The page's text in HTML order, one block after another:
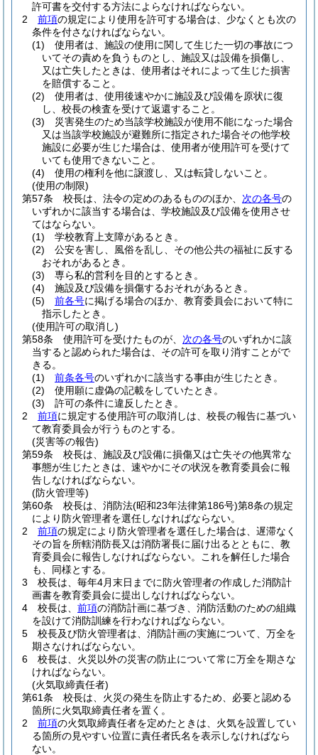
許可書を交付する方法によらなければならない。
2
前項の規定により使用を許可する場合は、少なくとも次の
条件を付さなければならない。
(1)
使用者は、施設の使用に関して生じた一切の事故につ
いてその責めを負うものとし、施設又は設備を損傷し、
又は亡失したときは、使用者はそれによって生じた損害
を賠償すること。
(2)
使用者は、使用後速やかに施設及び設備を原状に復
し、校長の検査を受けて返還すること。
(3)
災害発生のため当該学校施設が使用不能になった場合
又は当該学校施設が避難所に指定された場合その他学校
施設に必要が生じた場合は、使用者が使用許可を受けて
いても使用できないこと。
(4)
使用の権利を他に譲渡し、又は転貸しないこと。
(使用の制限)
第57条
校長は、法令の定めのあるもののほか、 次の各号の
いずれかに該当する場合は、学校施設及び設備を使用させ
てはならない。
(1)
学校教育上支障があるとき。
(2)
公安を害し、風俗を乱し、その他公共の福祉に反する
おそれがあるとき。
(3)
専ら私的営利を目的とするとき。
(4)
施設及び設備を損傷するおそれがあるとき。
(5)
前各号に掲げる場合のほか、教育委員会において特に
指示したとき。
(使用許可の取消し)
第58条
使用許可を受けたものが、 次の各号のいずれかに該
当すると認められた場合は、その許可を取り消すことがで
きる。
(1)
前条各号のいずれかに該当する事由が生じたとき。
(2)
使用願に虚偽の記載をしていたとき。
(3)
許可の条件に違反したとき。
2
前項に規定する使用許可の取消しは、校長の報告に基づい
て教育委員会が行うものとする。
(災害等の報告)
第59条
校長は、施設及び設備に損傷又は亡失その他異常な
事態が生じたときは、速やかにその状況を教育委員会に報
告しなければならない。
(防火管理等)
第60条
校長は、消防法(昭和23年法律第186号)第8条の規定
により防火管理者を選任しなければならない。
2
前項の規定により防火管理者を選任した場合は、遅滞なく
その旨を所轄消防長又は消防署長に届け出るとともに、教
育委員会に報告しなければならない。
これを解任した場合
も、同様とする。
3
校長は、毎年4月末日までに防火管理者の作成した消防計
画書を教育委員会に提出しなければならない。
4
校長は、 前項の消防計画に基づき、消防活動のための組織
を設けて消防訓練を行わなければならない。
5
校長及び防火管理者は、消防計画の実施について、万全を
期さなければならない。
6
校長は、火災以外の災害の防止について常に万全を期さな
ければならない。
(火気取締責任者)
第61条
校長は、火災の発生を防止するため、必要と認める
箇所に火気取締責任者を置く。
2
前項の火気取締責任者を定めたときは、火気を設置してい
る箇所の見やすい位置に責任者氏名を表示しなければなら
ない。